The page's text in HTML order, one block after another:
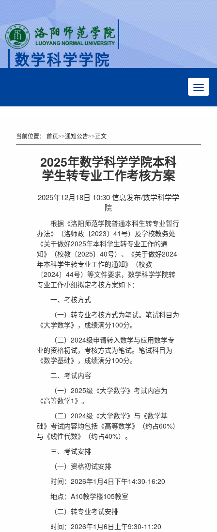
数学科学学院
当前位置：首页>>通知公告>>正文
2025年数学科学学院本科
学生转专业工作考核方案
2025年12月18日 10:30 信息发布/数学科学学
院
根据《洛阳师范学院普通本科生转专业暂行
办法》（洛师政〔2023〕41号）及学校教务处
《关于做好2025年本科学生转专业工作的通
知》（校教〔2025〕40号）、《关于做好2024
年本科学生转专业工作的通知》（校教
〔2024〕44号）等文件要求，数学科学学院转
专业工作小组拟定考核方案如下：
一、考核方式
（一）转专业考核方式为笔试。笔试科目为
《大学数学》，成绩满分100分。
（二）2024级申请转入数学与应用数学专
业的资格初试，考核方式为笔试。笔试科目为
《数学基础》，成绩满分100分。
二、考试内容
（一）2025级《大学数学》考试内容为
《高等数学1》。
（二）2024级《大学数学》与《数学基
础》考试内容均包括《高等数学》（约占60%）
与《线性代数》（约占40%）。
三、考试安排
（一）资格初试安排
时间：2026年1月4日下午14:30-16:20
地点：A10教学楼105教室
（二）转专业考试安排
时间：2026年1月6日上午9:30-11:20